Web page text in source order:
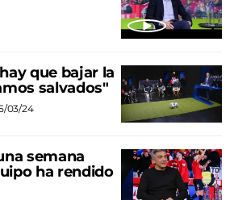
que bajar la
salvados"
03/24
semana
ha rendido